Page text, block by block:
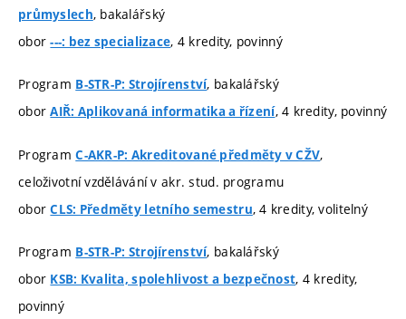
průmyslech, bakalářský
obor---: bez specializace, 4 kredity, povinný
Program B-STR-P: Strojírenství, bakalářský
oborAIŘ: Aplikovaná informatika a řízení, 4 kredity, povinný
ProgramC-AKR-P: Akreditované předměty v CŽV,
celoživotní vzdělávání v akr. stud. programu
oborCLS: Předměty letního semestru, 4 kredity, volitelný
Program B-STR-P: Strojírenství, bakalářský
obor KSB: Kvalita, spolehlivost a bezpečnost, 4 kredity,
povinný